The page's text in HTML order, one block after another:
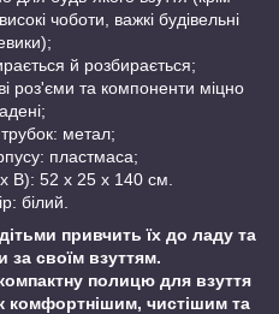
чоботи, важкі будівельні
й розбирається;
роз'єми та компоненти міцно
метал;
пластмаса;
В): 52 х 25 х 140 см.
білий.
привчить їх до ладу та
за своїм взуттям.
полицю для взуття
чистішим та